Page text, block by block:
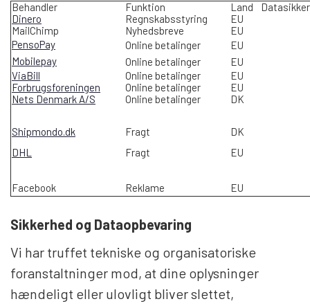
Behandler Funktion Land
Dinero
Regnskabsstyring
EU
MailChimp
Nyhedsbreve
EU
PensoPay
Online betalinger
EU
Mobilepay
Online betalinger
EU
ViaBill
Online betalinger
EU
Forbrugsforeningen
Online betalinger
EU
Nets Denmark A/S
Online betalinger DK
Shipmondo.dk
DHL
Fragt
Fragt
DK
EU
Facebook Reklame EU
Sikkerhed og Dataopbevaring
Vi har truffet tekniske og organisatoriske
foranstaltninger mod, at dine oplysninger
hændeligt eller ulovligt bliver slettet,